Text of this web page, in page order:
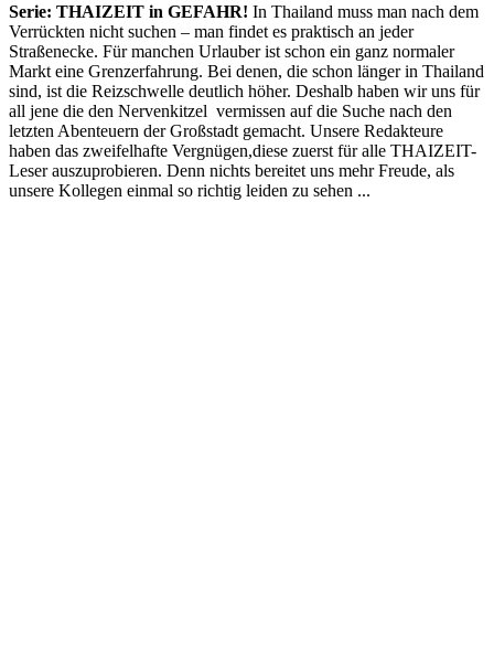
Serie: THAIZEIT in GEFAHR! In Thailand muss man nach dem
Verrückten nicht suchen – man findet es praktisch an jeder
Straßenecke. Für manchen Urlauber ist schon ein ganz normaler
Markt eine Grenzerfahrung. Bei denen, die schon länger in Thailand
sind, ist die Reizschwelle deutlich höher. Deshalb haben wir uns für
all jene die den Nervenkitzel vermissen auf die Suche nach den
letzten Abenteuern der Großstadt gemacht. Unsere Redakteure
haben das zweifelhafte Vergnügen,diese zuerst für alle THAIZEIT-
Leser auszuprobieren. Denn nichts bereitet uns mehr Freude, als
unsere Kollegen einmal so richtig leiden zu sehen ...